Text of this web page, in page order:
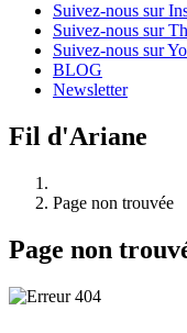
Suivez-nous sur
Suivez-nous sur
Suivez-nous sur
BLOG
Newsletter
Fil d'Ariane
Page non trouvée
Page non